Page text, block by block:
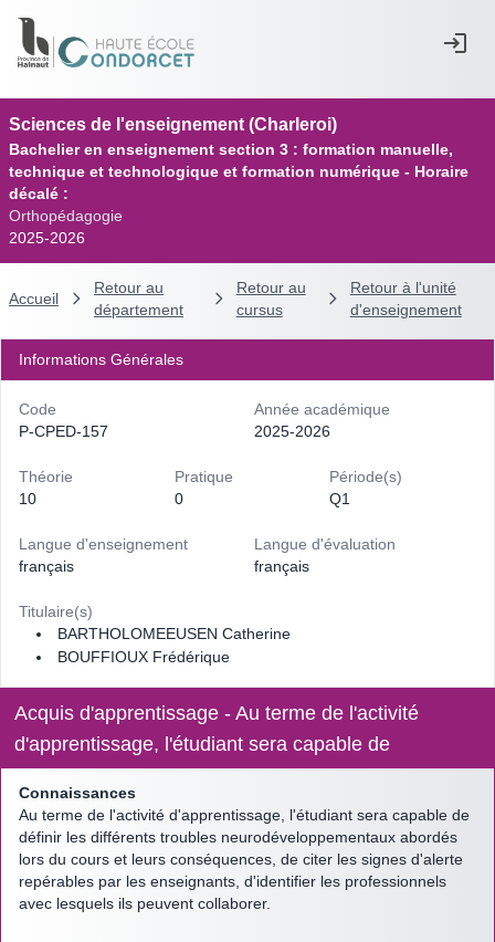
Sciences de l'enseignement (Charleroi)
Bachelier en enseignement section 3 : formation manuelle,
technique et technologique et formation numérique - Horaire
décalé :
Orthopédagogie
2025-2026
Accueil
Retour au
département
Retour au
cursus
Retour à l'unité
d'enseignement
Informations Générales
Code
P-CPED-157
Année académique
2025-2026
Théorie
10
Pratique
0
Période(s)
Q1
Langue d'enseignement
français
Langue d'évaluation
français
Titulaire(s)
BARTHOLOMEEUSEN Catherine
BOUFFIOUX Frédérique
Acquis d'apprentissage - Au terme de l'activité
d'apprentissage, l'étudiant sera capable de
Connaissances
Au terme de l'activité d'apprentissage, l'étudiant sera capable de
définir les différents troubles neurodéveloppementaux abordés
lors du cours et leurs conséquences, de citer les signes d'alerte
repérables par les enseignants, d'identifier les professionnels
avec lesquels ils peuvent collaborer.